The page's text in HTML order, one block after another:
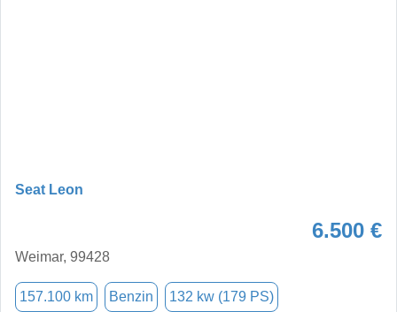
Seat Leon
6.500 €
Weimar, 99428
157.100 km Benzin 132 kw (179 PS)